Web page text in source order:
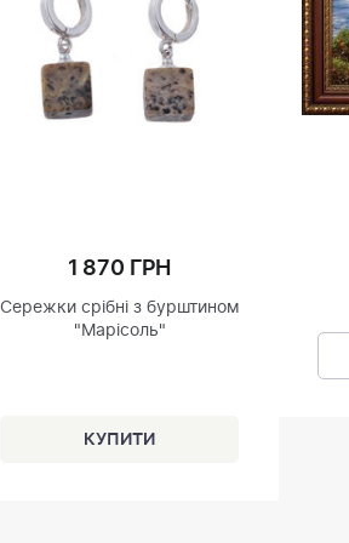
1 870 ГРН
Сережки срібні з бурштином
"Марісоль"